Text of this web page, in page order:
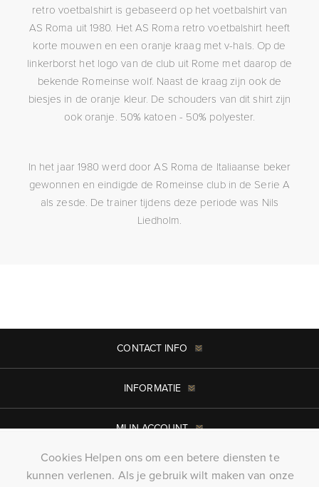
retro voetbalshirt is gebaseerd op het voetbalshirt van
AS Roma uit 1980. Het AS Roma retro voetbalshirt heeft
korte mouwen en een oranje kraag met v-hals. Op de
linkerborst het logo van de club uit Rome met daarop de
bekende Romeinse wolf. Naast de kraag zijn ook de
biesjes in de oranje kleur. De schouders van dit shirt zijn
ook oranje. 50% katoen - 50% polyester.
In het jaar 1980 werd door AS Roma de Italiaanse beker
gewonnen en eindigde de Romeinse club in de Serie A
als zesde. De trainer tijdens deze periode was Nils
Liedholm.
CONTACT INFO
INFORMATIE
MIJN ACCOUNT
Copyright ; 2026 KillerTees. Alle rechten voorbehouden
Cookies Helpen ons om een betere diensten te
kunnen verlenen. Als je gebruik wilt maken van onze